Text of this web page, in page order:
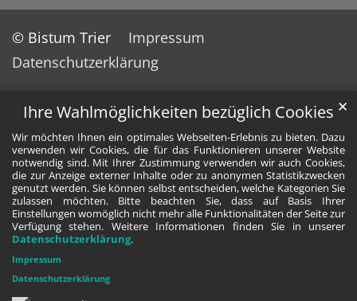
Ihre Wahlmöglichkeiten bezüglich Cookies
Wir möchten Ihnen ein optimales Webseiten-Erlebnis zu bieten. Dazu
verwenden wir Cookies, die für das Funktionieren unserer Website
notwendig sind. Mit Ihrer Zustimmung verwenden wir auch Cookies,
die zur Anzeige externer Inhalte oder zu anonymen Statistikzwecken
genutzt werden. Sie können selbst entscheiden, welche Kategorien Sie
zulassen möchten. Bitte beachten Sie, dass auf Basis Ihrer
Einstellungen womöglich nicht mehr alle Funktionalitäten der Seite zur
Verfügung stehen. Weitere Informationen finden Sie in unserer
Datenschutzerklärung.
✕
Impressum
Datenschutzerklärung
© Bistum Trier
Impressum
Datenschutzerklärung